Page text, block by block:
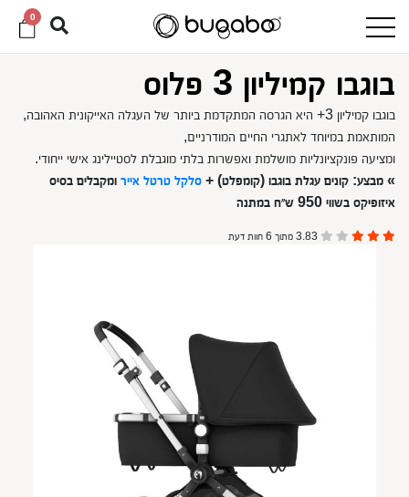
0
בוגבו קמיליון 3 פלוס
בוגבו קמיליון 3+ היא הגרסה המתקדמת ביותר של העגלה האייקונית האהובה,
המותאמת במיוחד לאתגרי החיים המודרניים,
ומציעה פונקציונליות מושלמת ואפשרות בלתי מוגבלת לסטיילינג אישי ייחודי.
» מבצע: קונים עגלת בוגבו (קומפלט) + סלקל טרטל אייר ומקבלים בסיס
איזופיקס בשווי 950 ש״ח במתנה